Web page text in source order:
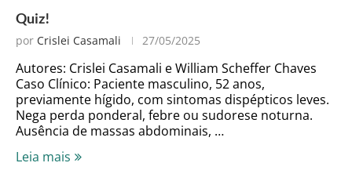
Quiz!
por Crislei Casamali 27/05/2025
Autores: Crislei Casamali e William Scheffer Chaves
Caso Clínico: Paciente masculino, 52 anos,
previamente hígido, com sintomas dispépticos leves.
Nega perda ponderal, febre ou sudorese noturna.
Ausência de massas abdominais, …
Leia mais